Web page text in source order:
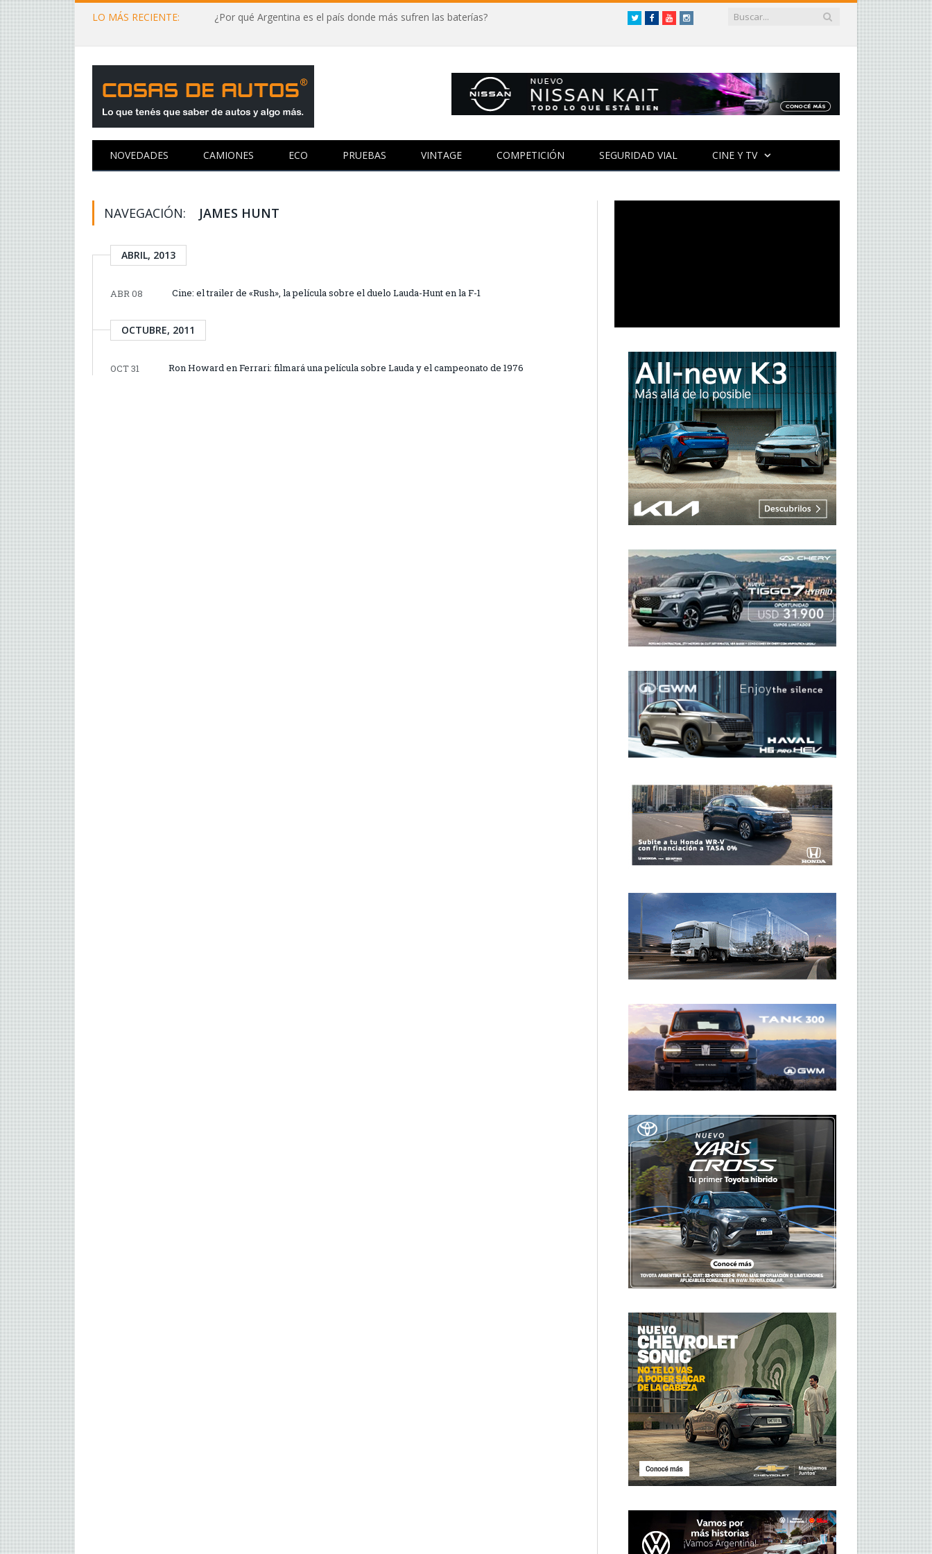
LO MÁS RECIENTE: ¿Por qué Argentina es el país donde más sufren las baterías? TwitterFacebookYouTubeInstagram
NOVEDADES CAMIONES ECO PRUEBAS VINTAGE COMPETICIÓN SEGURIDAD VIAL CINE Y TV
NAVEGACIÓN: JAMES HUNT
ABRIL, 2013
ABR 08 Cine: el trailer de «Rush», la película sobre el duelo Lauda-Hunt en la F-1
OCTUBRE, 2011
OCT 31 Ron Howard en Ferrari: filmará una película sobre Lauda y el campeonato de 1976